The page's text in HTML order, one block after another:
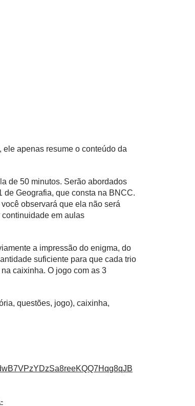
apenas resume o conteúdo da
de 50 minutos. Serão abordados
Geografia, que consta na BNCC.
observará que ela não será
em aulas
a impressão do enigma, do
suficiente para que cada trio
caixinha. O jogo com as 3
questões, jogo), caixinha,